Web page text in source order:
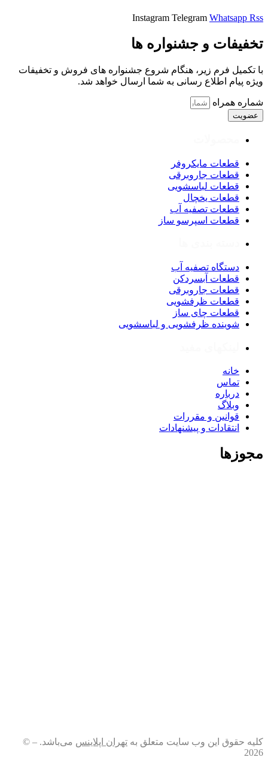
Instagram Telegram Whatsapp Rss
تخفیفات و جشنواره ها
با تکمیل فرم زیر، هنگام شروع جشنواره های فروش و تخفیفات
ویژه پیام اطلاع رسانی به شما ارسال خواهد شد.
شماره همراه
عضویت
قطعات مایکروفر
قطعات جاروبرقی
قطعات لباسشویی
قطعات یخچال
قطعات تصفیه آب
قطعات اسپرسو ساز
دستگاه تصفیه آب
قطعات آبسردکن
قطعات جاروبرقی
قطعات ظرفشویی
قطعات چای ساز
شوینده ظرفشویی و لباسشویی
خانه
تماس
درباره
وبلاگ
قوانین و مقررات
انتقادات و پیشنهادات
مجوزها
کلیه حقوق این وب سایت متعلق به تهران اپلاینس می‌باشد. – ©
2026